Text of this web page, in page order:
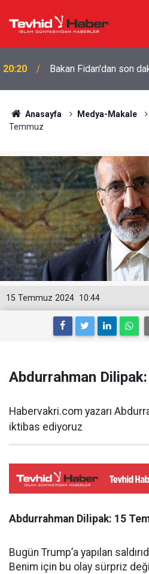
20:20 Bakan Fidan'dan son
Anasayfa Medya-Makale
Temmuz
10:44
15 Temmuz 2024
Abdurrahman
Habervakri.com yazarı
iktibas ediyoruz
Abdurrahman Dilipak: 15
Bugün Trump’a yapılan
Benim için bu olay sürpriz